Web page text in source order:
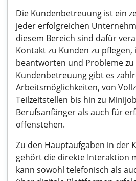
Die Kundenbetreuung ist ein
jeder erfolgreichen
diesem Bereich sind dafür
Kontakt zu Kunden zu pflegen,
beantworten und Probleme
Kundenbetreuung gibt es
Arbeitsmöglichkeiten, von
Teilzeitstellen bis hin zu
Berufsanfänger als auch für
offenstehen.
Zu den Hauptaufgaben in der
gehört die direkte Interaktion
kann sowohl telefonisch als